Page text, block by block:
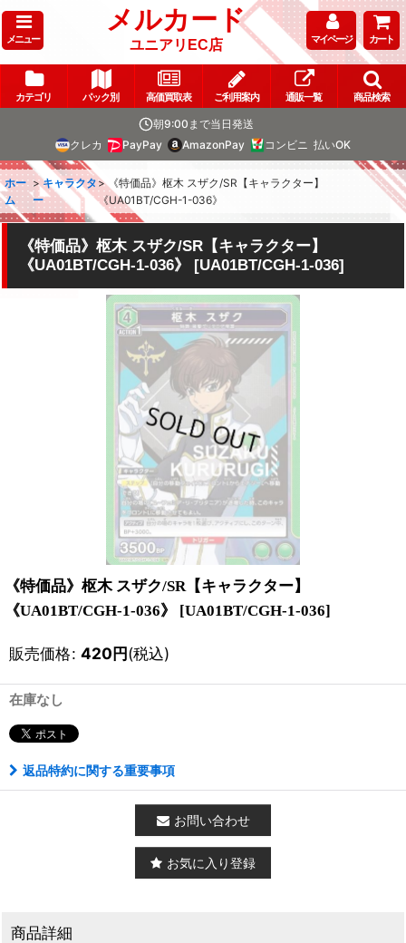
メニュー
メルカード
ユニアリEC店 マイページ カート
カテゴリ パック別 高価買取表 ご利用案内 通販一覧 商品検索
朝9:00まで当日発送
クレカ
PayPay AmazonPay コンビニ 払いOK
ホー
ム
> キャラクタ
ー
> 《特価品》枢木 スザク/SR【キャラクター】
《UA01BT/CGH-1-036》
《特価品》枢木 スザク/SR【キャラクター】
《UA01BT/CGH-1-036》
[UA01BT/CGH-1-036]
《特価品》枢木 スザク/SR【キャラクター】
《UA01BT/CGH-1-036》
[UA01BT/CGH-1-036]
販売価格: 420円(税込)
在庫なし
返品特約に関する重要事項
お問い合わせ
お気に入り登録
商品詳細